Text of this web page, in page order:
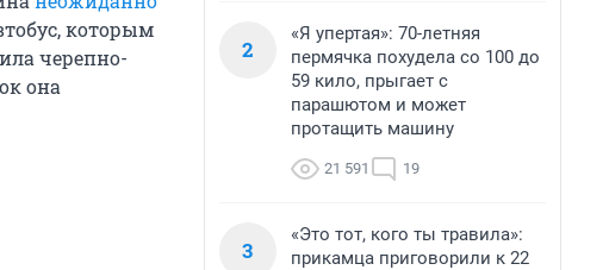
которым
черепно-
она
2
«Я упертая»: 70-летняя
пермячка похудела со 100 до
59 кило, прыгает с
парашютом и может
протащить машину
21 591 19
3
«Это тот, кого ты травила»:
прикамца приговорили к 22